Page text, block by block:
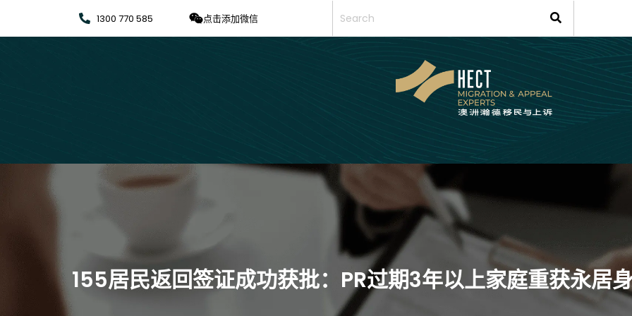
1300 770 585 点击添加微信
155居民返回签证成功获批：PR过期3年以上家庭重获永居